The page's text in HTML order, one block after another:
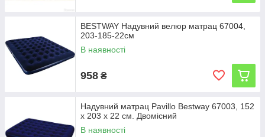
BESTWAY Надувний велюр матрац 67004,
203-185-22см
В наявності
958 ₴
Надувний матрац Pavillo Bestway 67003, 152
х 203 х 22 см. Двомісний
В наявності